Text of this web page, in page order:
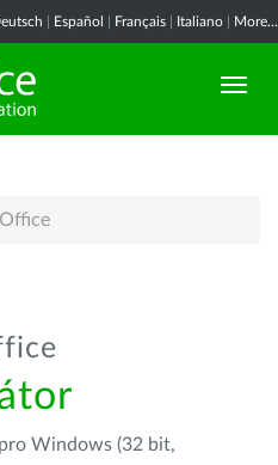
Español Français Italiano More...
Windows (32 bit,